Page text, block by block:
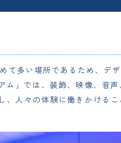
多い場所であるため、デ
」では、装飾、映像、音
人々の体験に働きかけるこ